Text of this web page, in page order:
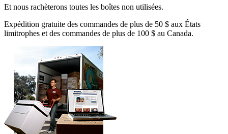
Et nous rachèterons toutes les boîtes non utilisées.
Expédition gratuite des commandes de plus de 50 $ aux États
limitrophes et des commandes de plus de 100 $ au Canada.